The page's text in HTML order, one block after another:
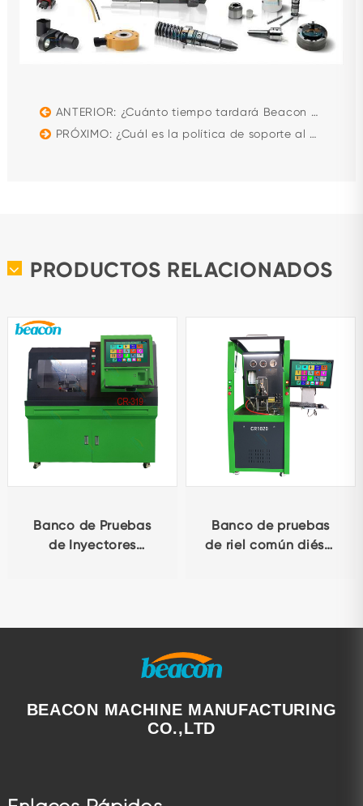
ANTERIOR: ¿Cuánto tiempo tardará Beacon Machine en entregar las mercancías?
PRÓXIMO: ¿Cuál es la política de soporte al distribuidor de Beacon Machine?
PRODUCTOS RELACIONADOS
Banco de Pruebas
de Inyectores
Banco de pruebas
de riel común diésel
inyectores HEUI
BEACON MACHINE MANUFACTURING
CO.,LTD